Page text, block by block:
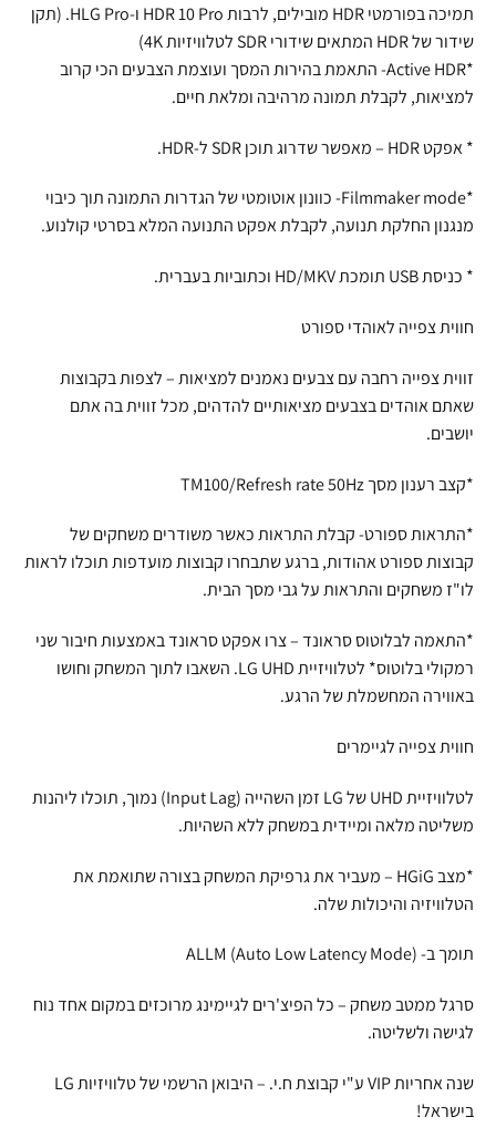
תמיכה בפורמטי HDR מובילים, לרבות HDR 10 Pro ו-HLG Pro. (תקן
שידור של HDR המתאים שידורי SDR לטלוויזיות 4K)
*Active HDR- התאמת בהירות המסך ועוצמת הצבעים הכי קרוב
למציאות, לקבלת תמונה מרהיבה ומלאת חיים.
* אפקט HDR – מאפשר שדרוג תוכן SDR ל-HDR.
*Filmmaker mode- כוונון אוטומטי של הגדרות התמונה תוך כיבוי
מנגנון החלקת תנועה, לקבלת אפקט התנועה המלא בסרטי קולנוע.
* כניסת USB תומכת HD/MKV וכתוביות בעברית.
חווית צפייה לאוהדי ספורט
זווית צפייה רחבה עם צבעים נאמנים למציאות – לצפות בקבוצות
שאתם אוהדים בצבעים מציאותיים להדהים, מכל זווית בה אתם
יושבים.
*קצב רענון מסך TM100/Refresh rate 50Hz
*התראות ספורט- קבלת התראות כאשר משודרים משחקים של
קבוצות ספורט אהודות, ברגע שתבחרו קבוצות מועדפות תוכלו לראות
לו"ז משחקים והתראות על גבי מסך הבית.
*התאמה לבלוטוס סראונד – צרו אפקט סראונד באמצעות חיבור שני
רמקולי בלוטוס* לטלוויזיית LG UHD. השאבו לתוך המשחק וחושו
באווירה המחשמלת של הרגע.
חווית צפייה לגיימרים
לטלוויזיית UHD של LG זמן השהייה (Input Lag) נמוך, תוכלו ליהנות
משליטה מלאה ומיידית במשחק ללא השהיות.
*מצב HGiG – מעביר את גרפיקת המשחק בצורה שתואמת את
הטלוויזיה והיכולות שלה.
תומך ב- ALLM (Auto Low Latency Mode)
סרגל ממטב משחק – כל הפיצ'רים לגיימינג מרוכזים במקום אחד נוח
לגישה ולשליטה.
שנה אחריות VIP ע"י קבוצת ח.י. – היבואן הרשמי של טלוויזיות LG
בישראל!